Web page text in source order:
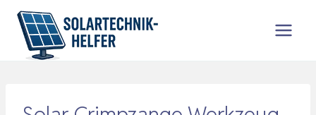
Zum
Inhalt
springen